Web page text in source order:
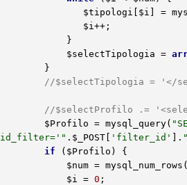
$tipologi [ $i ] =
$i ++;
$selectTipologia =
//$selectTipologia = '</
//$selectProfilo .=
$Profilo = mysql_query(
id_filter='" . $_POST[ 'filter_id' ].
if ( $Profilo ) {
$num =
$i
= 0 ;